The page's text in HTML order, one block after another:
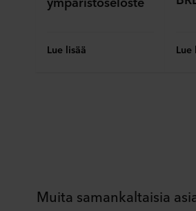
Lue lisää Lue
Muita samankaltaisia